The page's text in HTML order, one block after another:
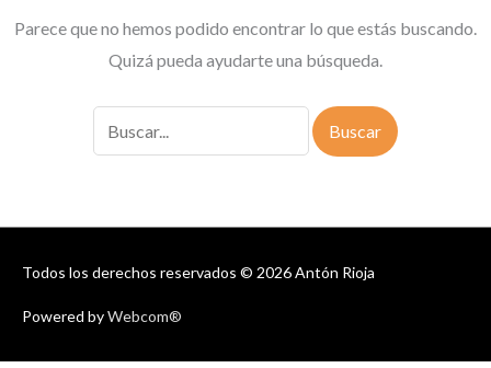
Parece que no hemos podido encontrar lo que estás buscando.
Quizá pueda ayudarte una búsqueda.
Buscar
por:
Todos los derechos reservados © 2026Antón Rioja
Powered byWebcom®